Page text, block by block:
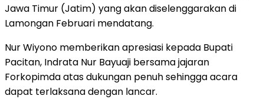
Jawa Timur (Jatim) yang akan diselenggarakan di
Lamongan Februari mendatang.
Nur Wiyono memberikan apresiasi kepada Bupati
Pacitan, Indrata Nur Bayuaji bersama jajaran
Forkopimda atas dukungan penuh sehingga acara
dapat terlaksana dengan lancar.